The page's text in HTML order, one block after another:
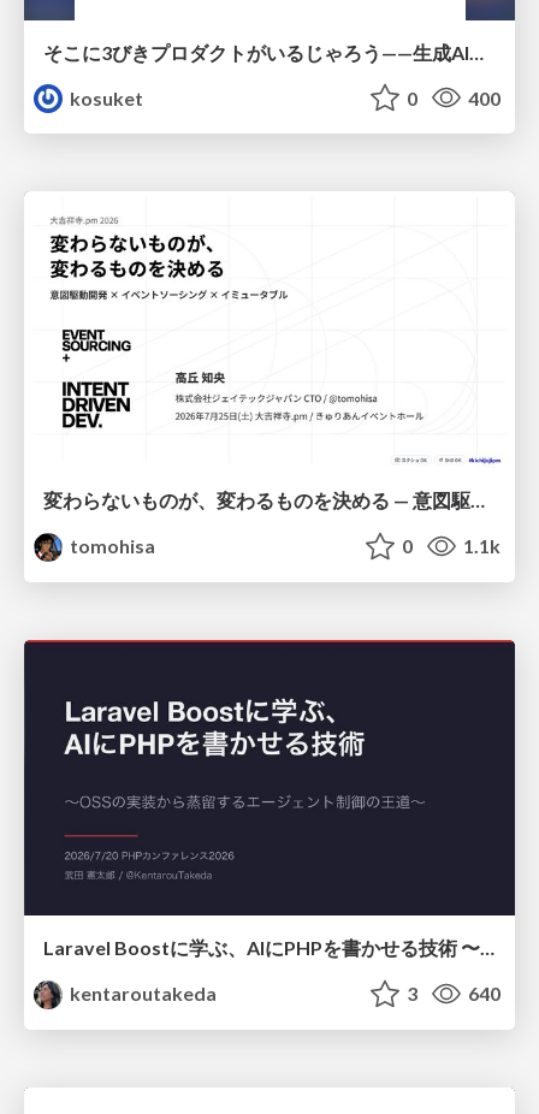
kosuket
0 400
変わらないものが、変わるものを決める — 意図駆動開発 × イベントソーシング × イミュータブル | What Doesn't Change Decides What Can — IDD × Event Sourcing × Immutability
tomohisa
0 1.1k
Laravel Boostに学ぶ、AIにPHPを書かせる技術 〜OSSの実装から蒸留するエージェント制御の王道〜
kentaroutakeda
3 640